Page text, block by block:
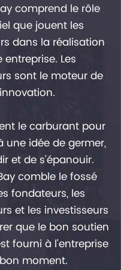
comprend le rôle
que jouent les
dans la réalisation
entreprise. Les
sont le moteur de
le carburant pour
une idée de germer,
et de s'épanouir.
comble le fossé
fondateurs, les
et les investisseurs
que le bon soutien
fourni à l'entreprise
moment.